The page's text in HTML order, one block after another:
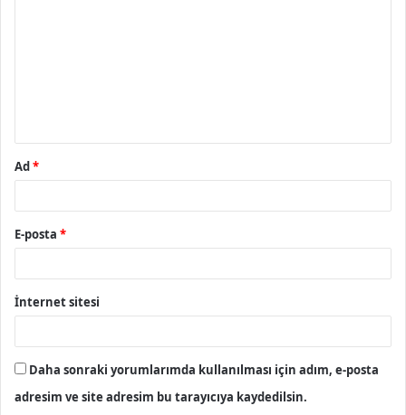
Ad*
E-posta *
İnternet sitesi
Daha sonraki yorumlarımda kullanılması için adım, e-posta
adresim ve site adresim bu tarayıcıya kaydedilsin.